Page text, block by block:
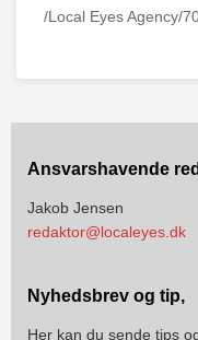
/Local Eyes Agency/
Ansvarshavende
Jakob Jensen
redaktor@localeyes.dk
Nyhedsbrev og tip,
Her kan du sende tips